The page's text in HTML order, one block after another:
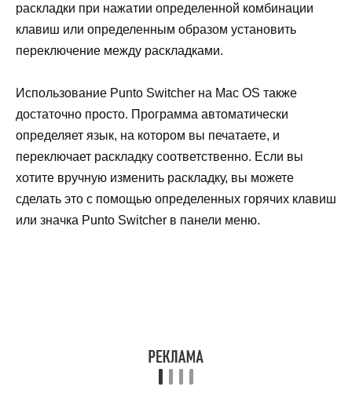
раскладки при нажатии определенной комбинации
клавиш или определенным образом установить
переключение между раскладками.
Использование Punto Switcher на Mac OS также
достаточно просто. Программа автоматически
определяет язык, на котором вы печатаете, и
переключает раскладку соответственно. Если вы
хотите вручную изменить раскладку, вы можете
сделать это с помощью определенных горячих клавиш
или значка Punto Switcher в панели меню.